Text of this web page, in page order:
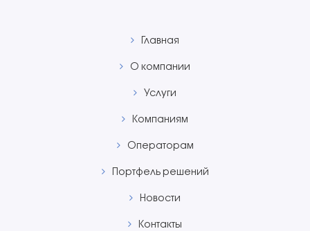
Главная
О компании
Услуги
Компаниям
Операторам
Портфель решений
Новости
Контакты